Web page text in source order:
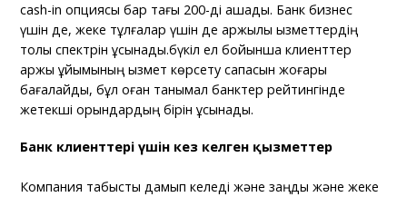
cash-in опциясы бар тағы 200-ді ашады. Банк бизнес
үшін де, жеке тұлғалар үшін де қаржылық қызметтердің
толық спектрін ұсынады.бүкіл ел бойынша клиенттер
қаржы ұйымының қызмет көрсету сапасын жоғары
бағалайды, бұл оған танымал банктер рейтингінде
жетекші орындардың бірін ұсынады.
Банк клиенттері үшін кез келген қызметтер
Компания табысты дамып келеді және заңды және жеке